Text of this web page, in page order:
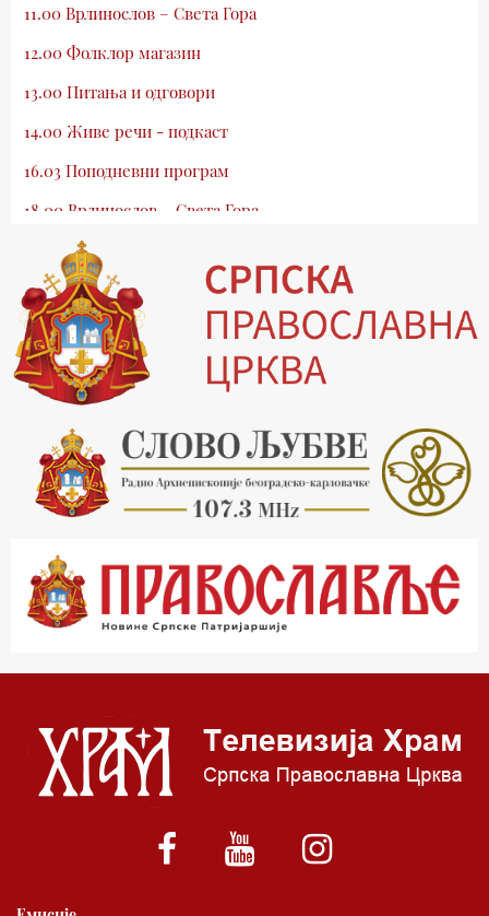
11.00 Врлинослов – Света Гора
12.00 Фолклор магазин
13.00 Питања и одговори
14.00 Живе речи - подкаст
16.03 Поподневни програм
18.00 Врлинослов – Света Гора
19.03 Атлас памћења
19.30 Вечерње молитве
20.00 Вести из Цркве
20.15 Реч архијереја
20.30 Млади у Цркви
21.03 Гугл пита
22.03 Црквена предавања и трибине
23.00 Питања и одговори
00.03 Гугл пита
01.03 Живе речи - подкаст
*најважније вести емитујемо на сваки пун сат